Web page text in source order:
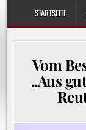
STARTSEITE
Vom
„Aus